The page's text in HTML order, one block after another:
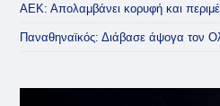
ΑΕΚ: Απολαμβάνει κορυφή και
Παναθηναϊκός: Διάβασε άψογα τον